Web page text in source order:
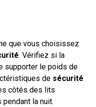
que vous choisissez
. Vérifiez si la
supporter le poids de
de sécurité
côtés des lits
la nuit.